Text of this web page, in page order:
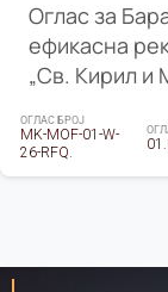
Оглас за
ефикасна
„Св. Кирил и
ОГЛАС БРОЈ
MK-MOF-01-W-
26-RFQ.